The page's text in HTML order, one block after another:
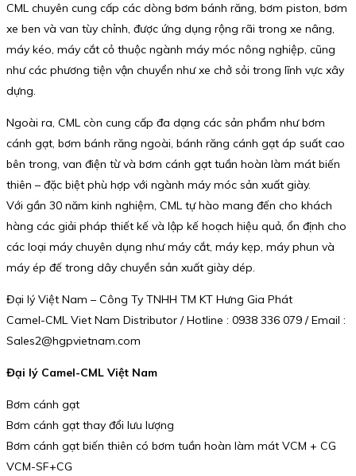
CML chuyên cung cấp các dòng bơm bánh răng, bơm piston, bơm
xe ben và van tùy chỉnh, được ứng dụng rộng rãi trong xe nâng,
máy kéo, máy cắt cỏ thuộc ngành máy móc nông nghiệp, cũng
như các phương tiện vận chuyển như xe chở sỏi trong lĩnh vực xây
dựng.
Ngoài ra, CML còn cung cấp đa dạng các sản phẩm như bơm
cánh gạt, bơm bánh răng ngoài, bánh răng cánh gạt áp suất cao
bên trong, van điện từ và bơm cánh gạt tuần hoàn làm mát biến
thiên – đặc biệt phù hợp với ngành máy móc sản xuất giày.
Với gần 30 năm kinh nghiệm, CML tự hào mang đến cho khách
hàng các giải pháp thiết kế và lập kế hoạch hiệu quả, ổn định cho
các loại máy chuyên dụng như máy cắt, máy kẹp, máy phun và
máy ép đế trong dây chuyền sản xuất giày dép.
Đại lý Việt Nam – Công Ty TNHH TM KT Hưng Gia Phát
Camel-CML Viet Nam Distributor / Hotline : 0938 336 079 / Email :
Sales2@hgpvietnam.com
Đại lý Camel-CML Việt Nam
Bơm cánh gạt
Bơm cánh gạt thay đổi lưu lượng
Bơm cánh gạt biến thiên có bơm tuần hoàn làm mát VCM + CG
VCM-SF+CG